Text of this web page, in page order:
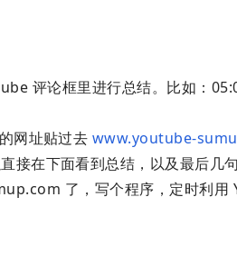
评论框里进行总结。比如：
网址贴过去 www.youtube-
接在下面看到总结，以及最后几
了，写个程序，定时利用